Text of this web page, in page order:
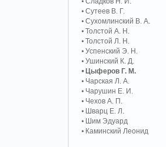
Сутеев В. Г.
Сухомлинский В. А.
Толстой А. Н.
Толстой Л. Н.
Успенский Э. Н.
Ушинский К. Д.
Цыферов Г. М.
Чарская Л. А.
Чарушин Е. И.
Чехов А. П.
Шварц Е. Л.
Шим Эдуард
Каминский Леонид